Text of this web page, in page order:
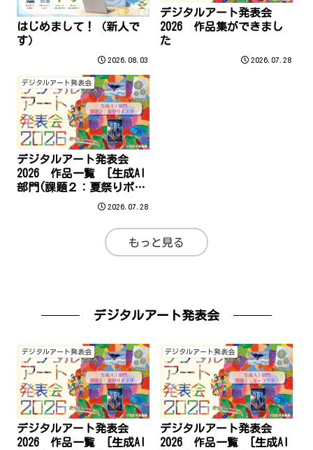
はじめまして！（新人で
す）
2026.08.03
デジタルアート発表会
2026 作品集ができまし
た
2026.07.28
デジタルアート発表会
デジタルアート発表会
2026 作品一覧 [生成AI
部門(課題２：夏祭りポス
2026.07.28
もっと見る
デジタルアート発表会
デジタルアート発表会
デジタルアート発表会
2026 作品一覧 [生成AI
デジタルアート発表会
デジタルアート発表会
2026 作品一覧 [生成AI